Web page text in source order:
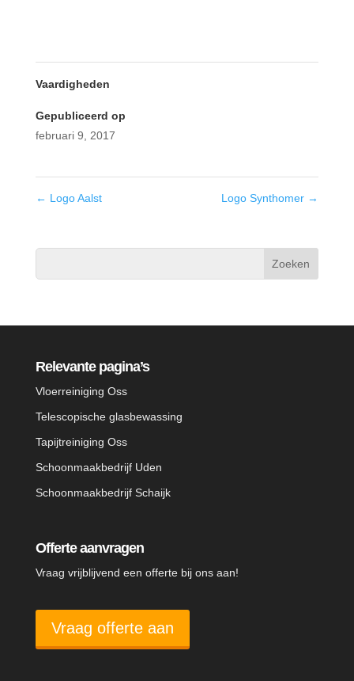
Vaardigheden
Gepubliceerd op
februari 9, 2017
← Logo Aalst Logo Synthomer →
Relevante pagina’s
Vloerreiniging Oss
Telescopische glasbewassing
Tapijtreiniging Oss
Schoonmaakbedrijf Uden
Schoonmaakbedrijf Schaijk
Offerte aanvragen
Vraag vrijblijvend een offerte bij ons aan!
Vraag offerte aan